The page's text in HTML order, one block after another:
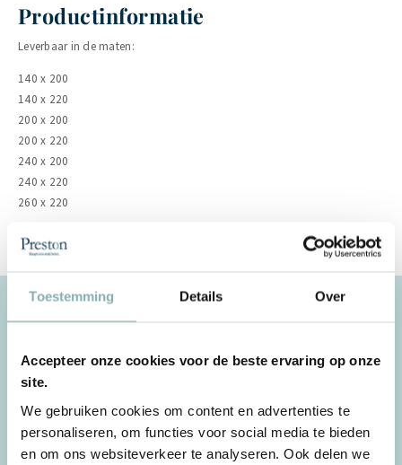
Toestemming Details Over
Accepteer onze cookies voor de beste ervaring op onze
site.
We gebruiken cookies om content en advertenties te
personaliseren, om functies voor social media te bieden
en om ons websiteverkeer te analyseren. Ook delen we
Productinformatie
Leverbaar in de maten:
140 x 200
140 x 220
200 x 200
200 x 220
240 x 200
240 x 220
260 x 220
De Preston verkooppunten
De Preston organisatie heeft veel winkels in Nederland. Er is er dus altijd
wel een voor u in de buurt om eens gezellig te komen kijken. De Preston
specialisten munten uit in hun service, klantvriendelijkheid en de
kwaliteit van hun producten.
Bekijk onze verkooppunten